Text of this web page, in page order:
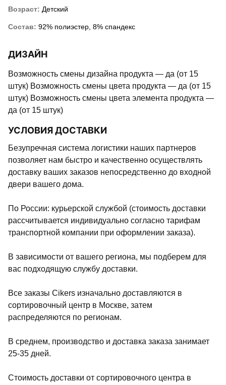
Возраст: Детский
Состав: 92% полиэстер, 8% спандекс
ДИЗАЙН
Возможность смены дизайна продукта — да (от 15
штук) Возможность смены цвета продукта — да (от 15
штук) Возможность смены цвета элемента продукта —
да (от 15 штук)
УСЛОВИЯ ДОСТАВКИ
Безупречная система логистики наших партнеров
позволяет нам быстро и качественно осуществлять
доставку ваших заказов непосредственно до входной
двери вашего дома.
По России: курьерской службой (стоимость доставки
рассчитывается индивидуально согласно тарифам
транспортной компании при оформлении заказа).
В зависимости от вашего региона, мы подберем для
вас подходящую службу доставки.
Все заказы Cikers изначально доставляются в
сортировочный центр в Москве, затем
распределяются по регионам.
В среднем, производство и доставка заказа занимает
25-35 дней.
Стоимость доставки от сортировочного центра в